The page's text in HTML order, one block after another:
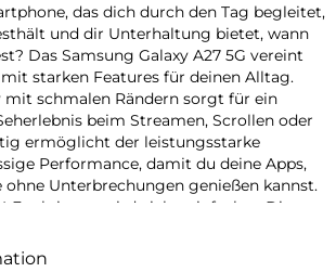
das dich durch den Tag begleitet,
und dir Unterhaltung bietet, wann
Das Samsung Galaxy A27 5G vereint
starken Features für deinen Alltag.
mit schmalen Rändern sorgt für ein
beim Streamen, Scrollen oder
ermöglicht der leistungsstarke
Performance, damit du deine Apps,
ohne Unterbrechungen genießen kannst.
wird vieles einfacher. Die
der Bildbearbeitung direkt auf dem